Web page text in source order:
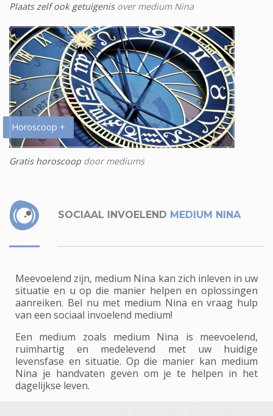
Plaats zelf ook getuigenisover medium Nina
Horoscoop +
Gratis horoscoopdoor mediums
SOCIAAL INVOELEND MEDIUM NINA
Meevoelend zijn, medium Nina kan zich inleven in uw
situatie en u op die manier helpen en oplossingen
aanreiken. Bel nu met medium Nina en vraag hulp
van een sociaal invoelend medium!
Een medium zoals medium Nina is meevoelend,
ruimhartig en medelevend met uw huidige
levensfase en situatie. Op die manier kan medium
Nina je handvaten geven om je te helpen in het
dagelijkse leven.